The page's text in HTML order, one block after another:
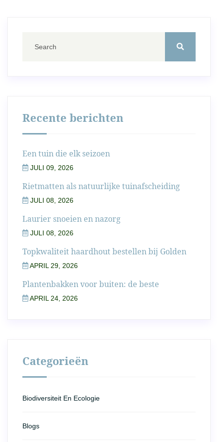
Recente berichten
Een tuin die elk seizoen
JULI 09, 2026
Rietmatten als natuurlijke tuinafscheiding
JULI 08, 2026
Laurier snoeien en nazorg
JULI 08, 2026
Topkwaliteit haardhout bestellen bij Golden
APRIL 29, 2026
Plantenbakken voor buiten: de beste
APRIL 24, 2026
Categorieën
Biodiversiteit En Ecologie
Blogs